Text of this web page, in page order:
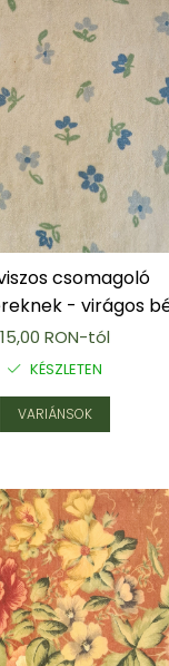
és
csomagoló
- virágos
15,00 RON-tól
KÉSZLETEN
VARIÁNSOK